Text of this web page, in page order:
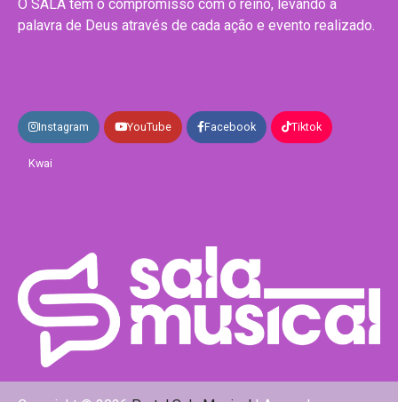
O SALA tem o compromisso com o reino, levando a
palavra de Deus através de cada ação e evento realizado.
Instagram YouTube Facebook Tiktok
Kwai